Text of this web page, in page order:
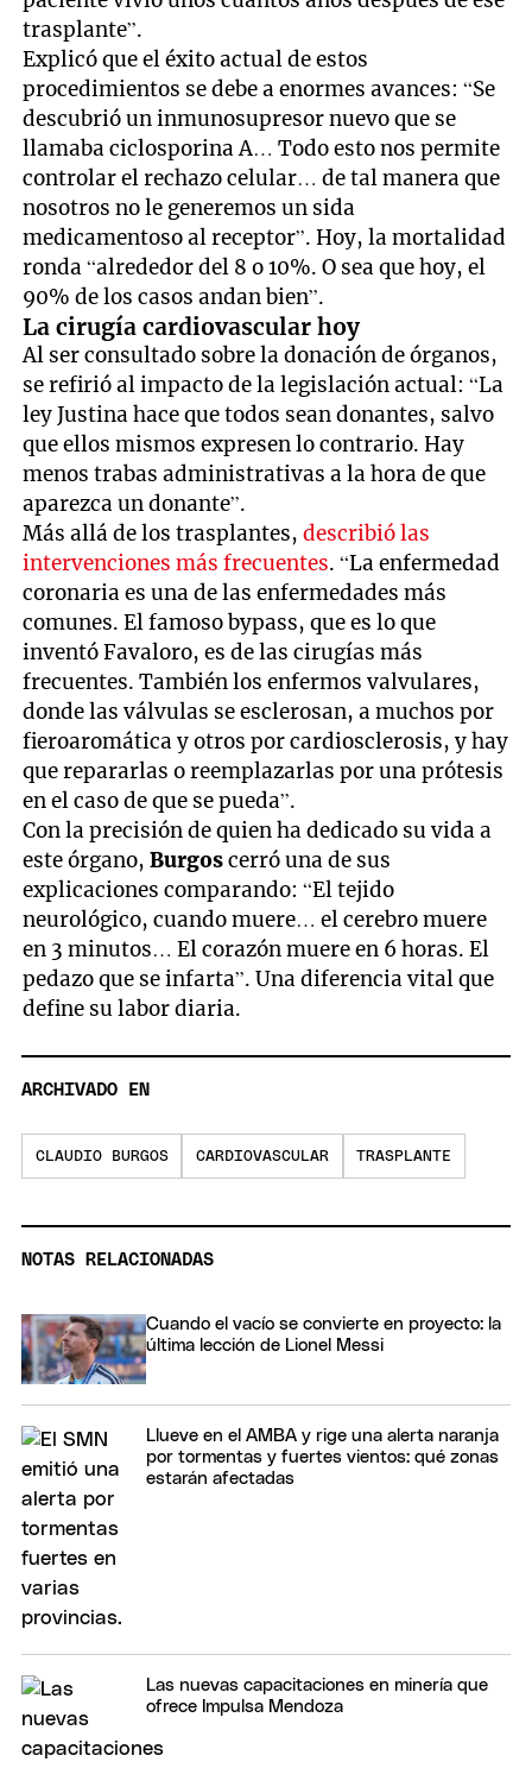
trasplante”.
Explicó que el éxito actual de estos
procedimientos se debe a enormes avances: “Se
descubrió un inmunosupresor nuevo que se
llamaba ciclosporina A… Todo esto nos permite
controlar el rechazo celular… de tal manera que
nosotros no le generemos un sida
medicamentoso al receptor”. Hoy, la mortalidad
ronda “alrededor del 8 o 10%. O sea que hoy, el
90% de los casos andan bien”.
La cirugía cardiovascular hoy
Al ser consultado sobre la donación de órganos,
se refirió al impacto de la legislación actual: “La
ley Justina hace que todos sean donantes, salvo
que ellos mismos expresen lo contrario. Hay
menos trabas administrativas a la hora de que
aparezca un donante”.
Más allá de los trasplantes, describió las
intervenciones más frecuentes. “La enfermedad
coronaria es una de las enfermedades más
comunes. El famoso bypass, que es lo que
inventó Favaloro, es de las cirugías más
frecuentes. También los enfermos valvulares,
donde las válvulas se esclerosan, a muchos por
fieroaromática y otros por cardiosclerosis, y hay
que repararlas o reemplazarlas por una prótesis
en el caso de que se pueda”.
Con la precisión de quien ha dedicado su vida a
este órgano,Burgoscerró una de sus
explicaciones comparando: “El tejido
neurológico, cuando muere… el cerebro muere
en 3 minutos… El corazón muere en 6 horas. El
pedazo que se infarta”. Una diferencia vital que
define su labor diaria.
ARCHIVADO EN
CLAUDIO BURGOS CARDIOVASCULAR TRASPLANTE
NOTAS RELACIONADAS
Cuando el vacío se convierte en proyecto: la
última lección de Lionel Messi
Llueve en el AMBA y rige una alerta naranja
por tormentas y fuertes vientos: qué zonas
estarán afectadas
Las nuevas capacitaciones en minería que
ofrece Impulsa Mendoza